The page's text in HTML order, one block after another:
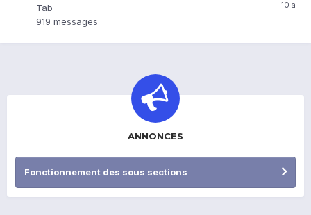
Tab
919 messages
ANNONCES
Fonctionnement des sous sections